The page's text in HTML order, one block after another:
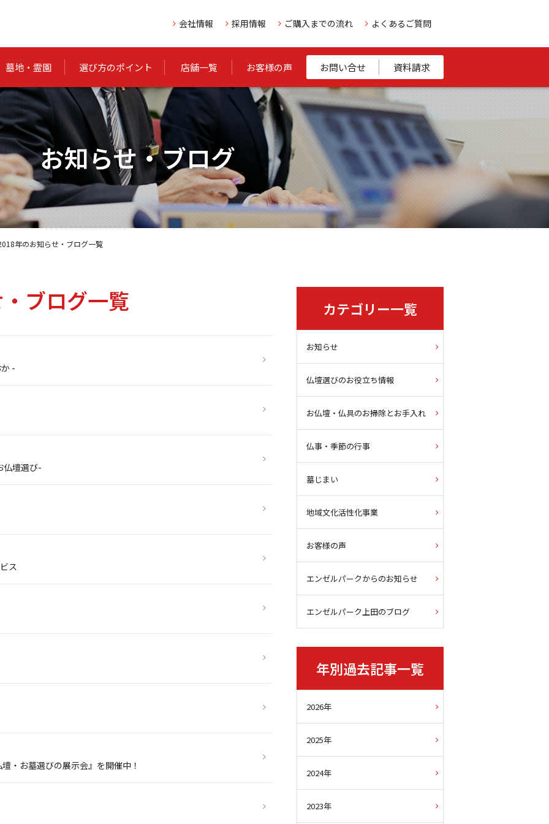
会社情報 採用情報 ご購入までの流れ よくあるご質問
墓地・霊園 選び方のポイント 店舗一覧 お客様の声 お問い合せ 資料請求
お知らせ・ブログ
年のお知らせ・ブログ一覧
ブログ一覧
-
仏壇選び-
ス
・お墓選びの展示会』を開催中！
カテゴリー一覧
お知らせ
仏壇選びのお役立ち情報
お仏壇・仏具のお掃除とお手入れ
仏事・季節の行事
墓じまい
地域文化活性化事業
お客様の声
エンゼルパークからのお知らせ
エンゼルパーク上田のブログ
年別過去記事一覧
2026年
2025年
2024年
2023年